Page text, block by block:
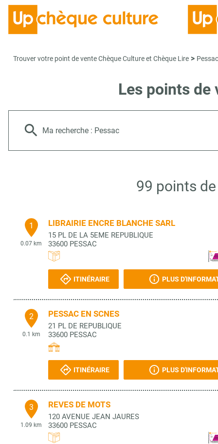
Trouver votre point de vente Chèque Culture et Chèque Lire > Pessac
Les points de
Ma recherche : Pessac
99 points
1
0.07 km
LIBRAIRIE ENCRE BLANCHE SARL
15 PL DE LA 5EME REPUBLIQUE
33600 PESSAC
ITINÉRAIRE PLUS
2
0.1 km
PESSAC EN SCNES
21 PL DE REPUBLIQUE
33600 PESSAC
ITINÉRAIRE PLUS
3
1.09 km
REVES DE MOTS
120 AVENUE JEAN JAURES
33600 PESSAC